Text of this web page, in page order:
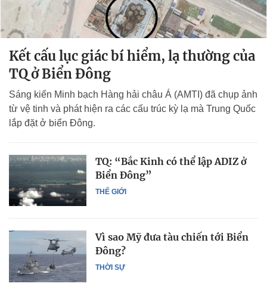
Kết cấu lục giác bí hiểm, lạ thường của
TQ ở Biển Đông
Sáng kiến Minh bạch Hàng hải châu Á (AMTI) đã chụp ảnh
từ vệ tinh và phát hiện ra các cấu trúc kỳ lạ mà Trung Quốc
lắp đặt ở biển Đông.
THẾ GIỚI
TQ: “Bắc Kinh có thể lập ADIZ ở
Biển Đông”
THỜI SỰ
Vì sao Mỹ đưa tàu chiến tới Biển
Đông?